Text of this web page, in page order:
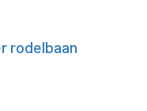
rodelbaan